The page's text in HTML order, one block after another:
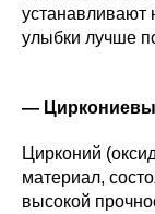
устанавливают
улыбки лучше
—
Цирконий
материал,
высокой